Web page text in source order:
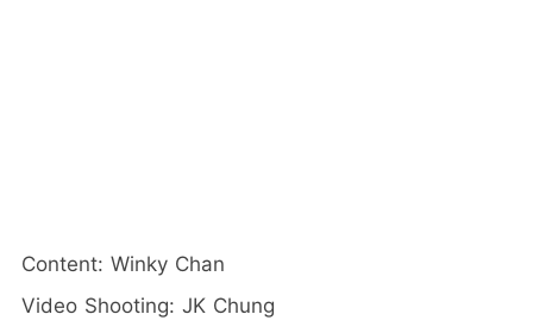
Content: Winky Chan
Video Shooting: JK Chung